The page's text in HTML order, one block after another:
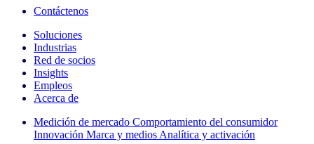
Contáctenos
Soluciones
Industrias
Red de socios
Insights
Empleos
Acerca de
Medición de mercado Comportamiento del consumidor
Innovación Marca y medios Analítica y activación